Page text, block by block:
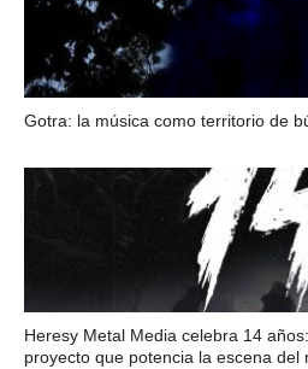
Gotra: la música como territorio de
Heresy Metal Media celebra 14
proyecto que potencia la escena del